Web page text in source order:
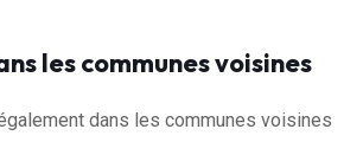
les communes voisines
dans les communes voisines